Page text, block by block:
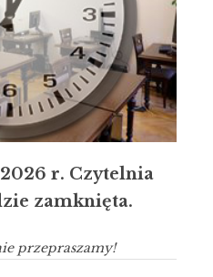
r. Czytelnia
zamknięta.
przepraszamy!